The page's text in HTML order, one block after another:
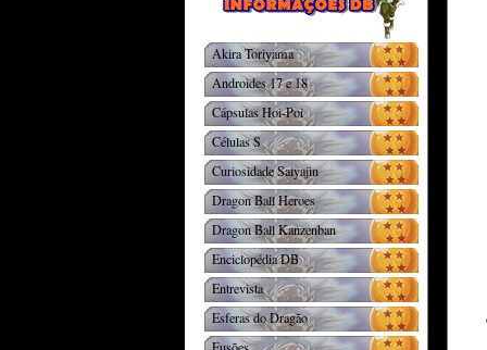
Akira Toriyama
Androides 17 e 18
Cápsulas Hoi-Poi
Células S
Curiosidade Saiyajin
Dragon Ball Heroes
Dragon Ball Kanzenban
Enciclopédia DB
Entrevista
Esferas do Dragão